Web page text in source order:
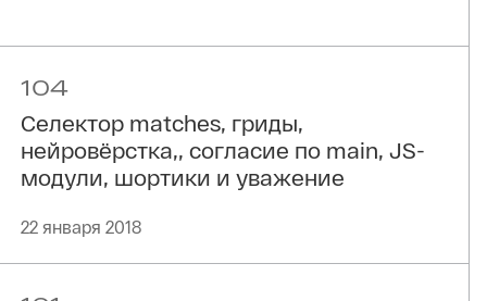
104
Селектор matches, гриды,
нейровёрстка,, согласие по main, JS-
модули, шортики и уважение
22 января 2018